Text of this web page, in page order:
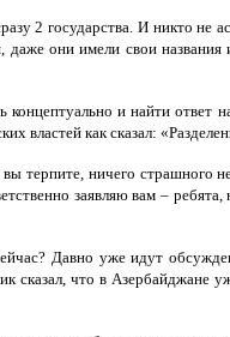
2 государства. И никто
даже они имели свои
и найти
властей как сказал:
терпите, ничего страшного
заявляю вам –
Давно уже идут
сказал, что в